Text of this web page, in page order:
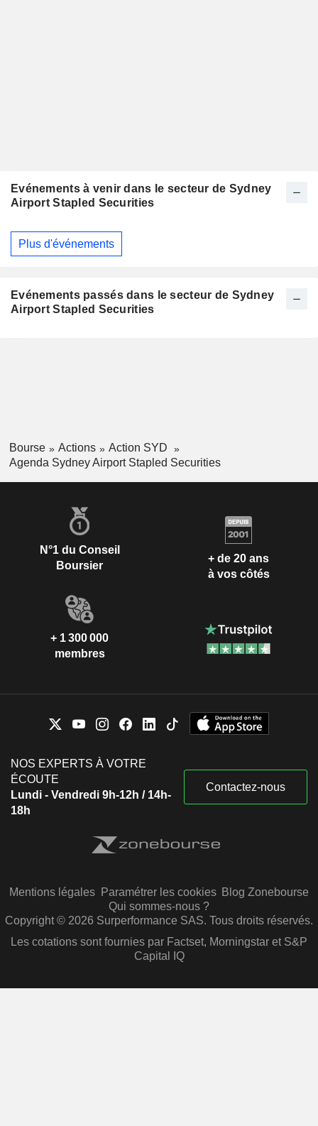
Evénements à venir dans le secteur de Sydney
Airport Stapled Securities
Plus d'événements
Evénements passés dans le secteur de Sydney
Airport Stapled Securities
Bourse Actions
Action SYD
Agenda Sydney Airport Stapled Securities
N°1 du Conseil
Boursier
+ de 20 ans
à vos côtés
+ 1 300 000
membres
NOS EXPERTS À VOTRE
ÉCOUTE
Lundi - Vendredi 9h-12h / 14h-
18h
Contactez-nous
Mentions légales Paramétrer les cookies Blog Zonebourse
Qui sommes-nous ?
Copyright © 2026 Surperformance SAS. Tous droits réservés.
Les cotations sont fournies par Factset, Morningstar et S&P
Capital IQ